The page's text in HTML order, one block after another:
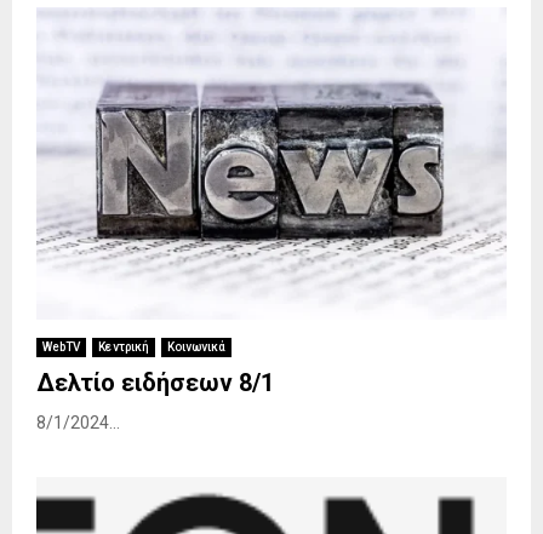
WebTV Κεντρική Κοινωνικά
Δελτίο ειδήσεων 8/1
8/1/2024...